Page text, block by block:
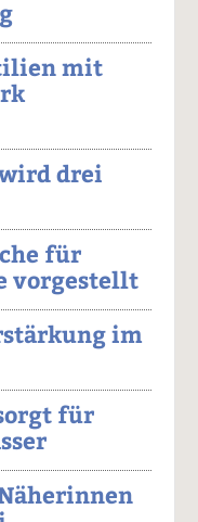
mit
drei
für
vorgestellt
im
für